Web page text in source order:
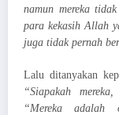
namun mereka
para kekasih Allah
juga tidak pernah
Lalu ditanyakan
“Siapakah
“Mereka